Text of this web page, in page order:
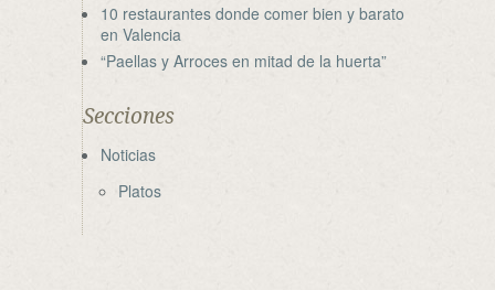
10 restaurantes donde comer bien y barato
en Valencia
“Paellas y Arroces en mitad de la huerta”
Secciones
Noticias
Platos